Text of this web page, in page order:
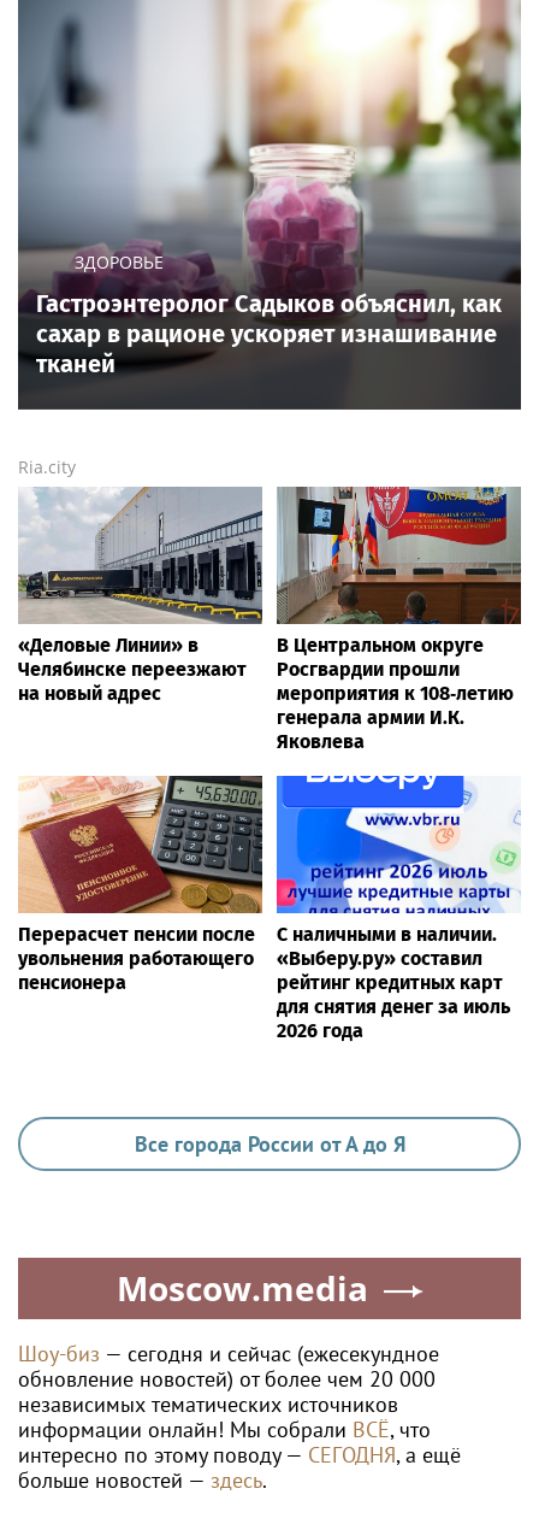
Волочкова рассказала,
показывать шпагаты
из-за операции на ноге
Волочкова
раскритиковала
концерт Билана в
Москве за плохую
организацию
Poisk-Music.ru
— тематический дочерний проект
популярных новостных сайтовLife24.proи
о музыке, музыкантах, певцах,
композиторах (слухи, сплетни, разговоры и
дискуссии о музыке, культуре, жанрах, VIP-скандалы
— в новостях и статьях). Тайны светской жизни
звёзд — в кадре и за кадром шоу-бизнеса сегодня
исейчас. Новости о музыке, и не только...
Опубликовать свою новость по
Rss.plus
Новости России
Гастроэнтеролог Садыков объяснил, как
«Деловые Линии» в
Челябинске переезжают
на новый адрес
В Центральном округе
Росгвардии прошли
мероприятия к 108‑летию
генерала армии И.К.